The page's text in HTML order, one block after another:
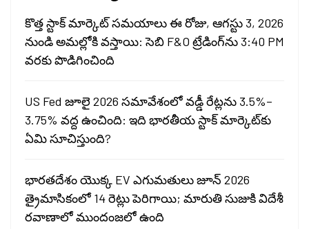
కొత్త స్టాక్ మార్కెట్ సమయాలు ఈ రోజు, ఆగస్టు 3, 2026
నుండి అమల్లోకి వస్తాయి: సెబి F&O ట్రేడింగ్‌ను 3:40 PM
వరకు పొడిగించింది
US Fed జూలై 2026 సమావేశంలో వడ్డీ రేట్లను 3.5%–
3.75% వద్ద ఉంచింది: ఇది భారతీయ స్టాక్ మార్కెట్‌కు
ఏమి సూచిస్తుంది?
భారతదేశం యొక్క EV ఎగుమతులు జూన్ 2026
త్రైమాసికంలో 14 రెట్లు పెరిగాయి; మారుతి సుజుకి విదేశీ
రవాణాలో ముందంజలో ఉంది